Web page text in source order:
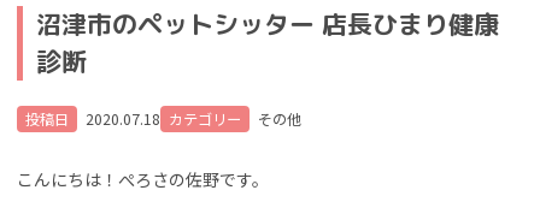
沼津市のペットシッター 店長ひまり健康
診断
投稿日 2020.07.18 カテゴリー その他
こんにちは！ぺろさの佐野です。